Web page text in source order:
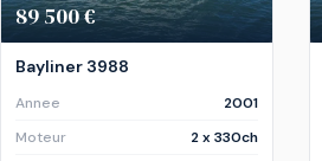
89 500 €
Bayliner 3988
Annee
2001
Moteur
2 x 330ch